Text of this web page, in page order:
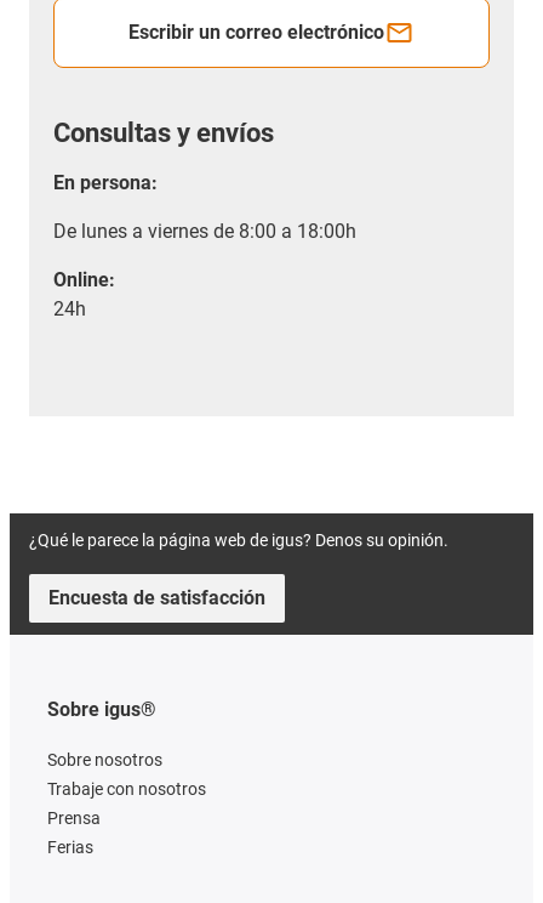
Escribir un correo electrónico
Consultas y envíos
En persona:
De lunes a viernes de 8:00 a 18:00h
Online:
24h
¿Qué le parece la página web de igus? Denos su opinión.
Encuesta de satisfacción
Sobre igus®
Sobre nosotros
Trabaje con nosotros
Prensa
Ferias